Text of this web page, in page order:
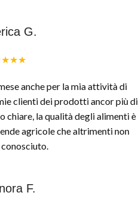
G.
anche per la mia attività di
clienti dei prodotti ancor più di
chiare, la qualità degli alimenti è
agricole che altrimenti non
F.